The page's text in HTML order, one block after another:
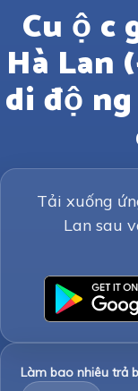
Cu ộ c
Hà Lan
di độ
Tải xuống
Lan sau
Làm bao nhiêu trả